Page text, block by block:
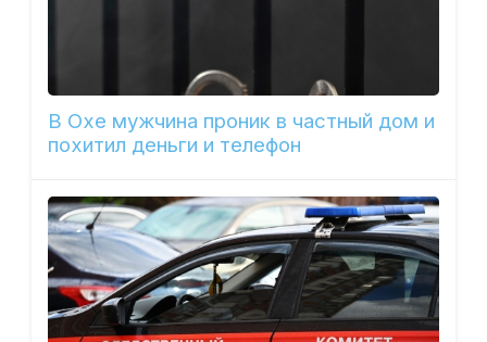
В Охе мужчина проник в частный дом и
похитил деньги и телефон